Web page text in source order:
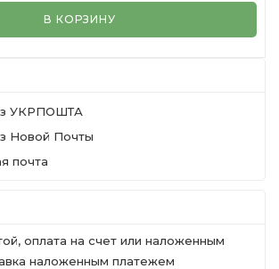
В КОРЗИНУ
УКРПОШТА
Новой Почты
почта
оплата на счет или наложенным
наложенным платежем